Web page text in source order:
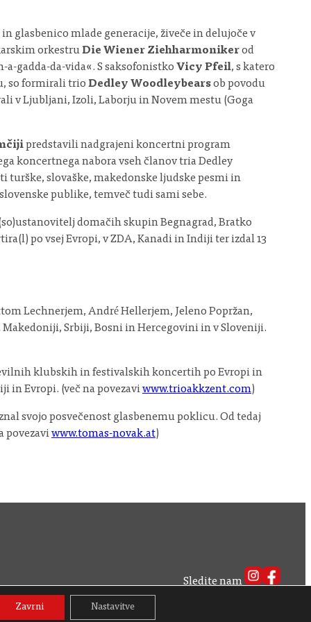
glasbenico mlade generacije, živeče in delujoče v
orkestruDie Wiener Ziehharmonikerod
gadda-da-vida«. S saksofonistko Vicy Pfeil, s katero
so formirali trio Dedley Woodleybearsob povodu
v Ljubljani, Izoli, Laborju in Novem mestu (Goga
predstavili nadgrajeni koncertni program
koncertnega nabora vseh članov tria Dedley
turške, slovaške, makedonske ljudske pesmi in
publike, temveč tudi sami sebe.
domačih skupin Begnagrad, Bratko
po vsej Evropi, v ZDA, Kanadi in Indiji ter izdal 13
Lechnerjem, André Hellerjem, Jeleno Popržan,
Srbiji, Bosni in Hercegovini in v Sloveniji.
klubskih in festivalskih koncertih po Evropi in
in Evropi. (več na povezaviwww.trioakkzent.com)
svojo posvečenost glasbenemu poklicu. Od tedaj
povezaviwww.tomas-novak.at)
Zavrni Nastavitve
Sledite nam
Naročite se na naš novičnik